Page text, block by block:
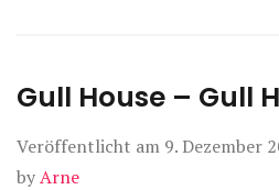
Gull House – Gull
Veröffentlicht am 9. Dezember
byArne